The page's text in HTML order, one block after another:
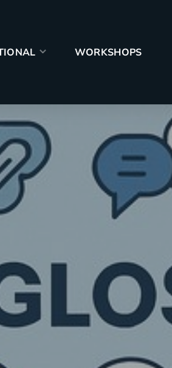
WORKSHOPS